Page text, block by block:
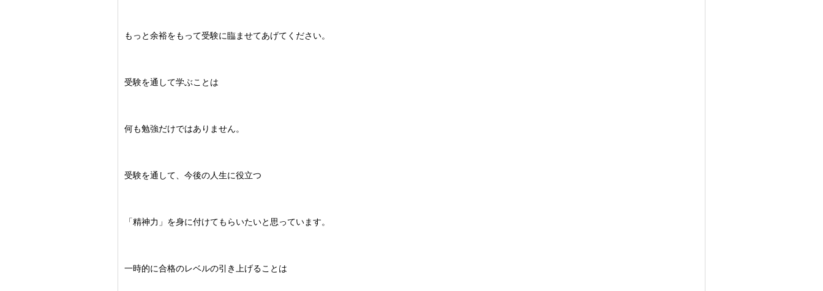
もっと余裕をもって受験に臨ませてあげてください。
受験を通して学ぶことは
何も勉強だけではありません。
受験を通して、今後の人生に役立つ
「精神力」を身に付けてもらいたいと思っています。
一時的に合格のレベルの引き上げることは